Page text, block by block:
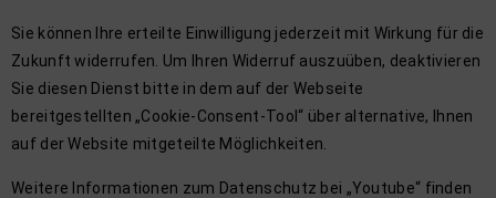
Sie können Ihre erteilte Einwilligung jederzeit mit Wirkung für die
Zukunft widerrufen. Um Ihren Widerruf auszuüben, deaktivieren
Sie diesen Dienst bitte in dem auf der Webseite
bereitgestellten „Cookie-Consent-Tool“ über alternative, Ihnen
auf der Website mitgeteilte Möglichkeiten.
Weitere Informationen zum Datenschutz bei „Youtube“ finden